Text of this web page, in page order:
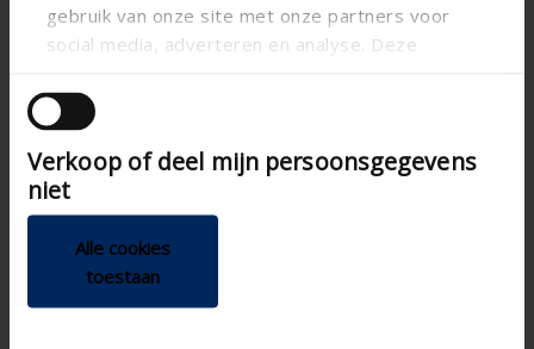
gebruik van onze site met onze partners voor
social media, adverteren en analyse. Deze
andere informatie die u aan ze heeft verstrekt of
die ze hebben verzameld op basis van uw gebruik
van hun services.
Verkoop of deel mijn persoonsgegevens
niet
Alle cookies
toestaan
RensonSearch.calculation.Gaastype
RensonSearch.info.DoeEenControle
AIRFLOW CALCULATION
Technical Specifications